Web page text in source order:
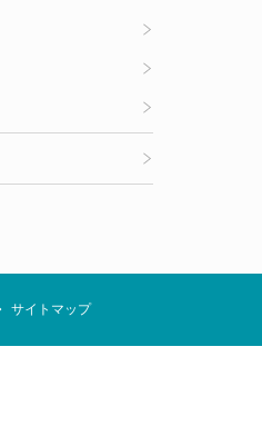
サイトマップ